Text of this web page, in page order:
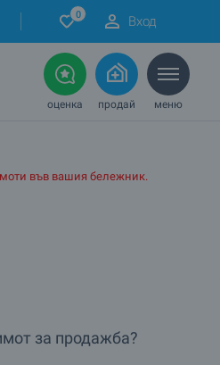
0 Вход
оценка продай меню
във вашия бележник.
за продажба?